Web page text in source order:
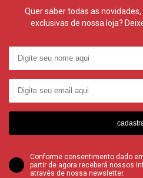
Quer saber todas as
exclusivas de nossa loja?
Conforme consentimento dado
partir de agora receberá nossos
através de nossa newsletter.